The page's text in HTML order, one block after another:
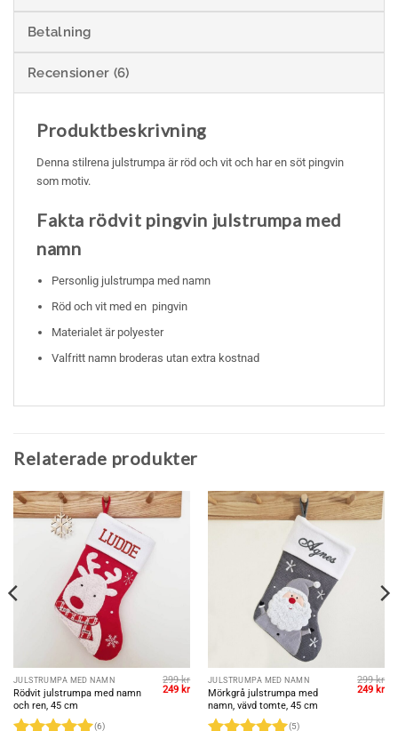
Betalning
Recensioner (6)
Produktbeskrivning
Denna stilrena julstrumpa är röd och vit och har en söt pingvin
som motiv.
Fakta rödvit pingvin julstrumpa med
namn
Personlig julstrumpa med namn
Röd och vit med en pingvin
Materialet är polyester
Valfritt namn broderas utan extra kostnad
Relaterade produkter
JULSTRUMPA MED NAMN
Rödvit julstrumpa med namn
och ren, 45 cm
(6)
299kr
Det
ursprungliga
249 krDet
nuvarande
priset
249 kr.
JULSTRUMPA MED NAMN
Mörkgrå julstrumpa med
namn, vävd tomte, 45 cm
(5)
299kr
Det
249 kr
kr.